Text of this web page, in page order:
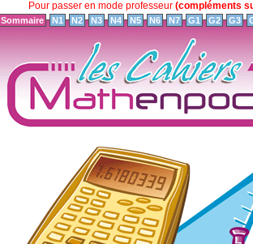
Pour passer en mode professeur (compléments
Sommaire N1 N2 N3 N4 N5 N6 N7 G1 G2 G3